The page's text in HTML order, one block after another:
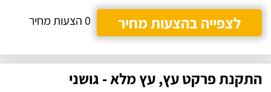
לצפייה בהצעות מחיר
0 הצעות מחיר
התקנת פרקט עץ, עץ מלא - גושני